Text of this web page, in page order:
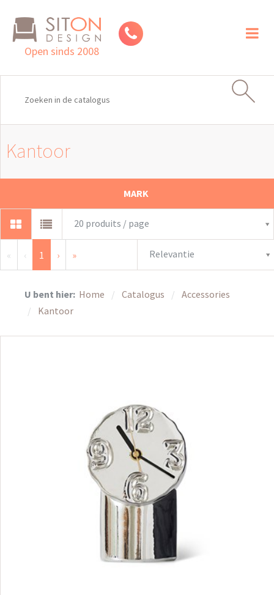
Open sinds 2008
Kantoor
MARK
20 produits / page
« ‹ 1 › » Relevantie
U bent hier: Home Catalogus
Accessories
Kantoor